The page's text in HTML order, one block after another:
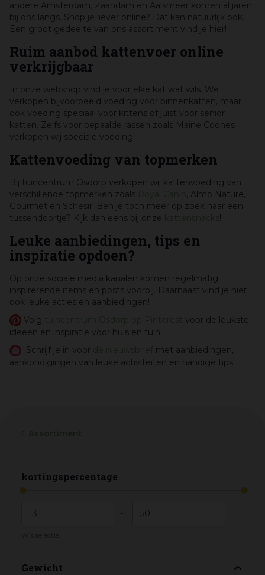
andere Amsterdam, Zaandam en Aalsmeer komen al jaren
bij ons langs. Shop je liever online? Dat kan natuurlijk ook.
Een groot gedeelte van ons assortiment vind je hier!
Ruim aanbod kattenvoer online
verkrijgbaar
In onze webshop vind je voor elke kat wat wils. We
verkopen bijvoorbeeld voeding voor binnenkatten, maar
ook voeding speciaal voor kittens of juist voor senior
katten. Zelfs voor bepaalde rassen zoals Maine Coones
verkopen wij speciale voeding!
Kattenvoeding van topmerken
Bij tuincentrum Osdorp verkopen wij kattenvoeding van
verschillende topmerken zoals
, Almo Nature,
Gourmet en Schesir. Ben je toch meer op zoek naar een
tussendoortje? Kijk dan eens bij onze
!
Leuke aanbiedingen, tips en
inspiratie opdoen?
Op onze sociale media kanalen komen regelmatig
inspirerende items en posts voorbij. Daarnaast vind je hier
ook leuke acties en aanbiedingen!
Volg
voor de leukste
ideeën en inspiratie voor huis en tuin.
Schrijf je in voor
met aanbiedingen,
aankondigingen van leuke activiteiten en handige tips.
kortingspercentage
-
Gewicht